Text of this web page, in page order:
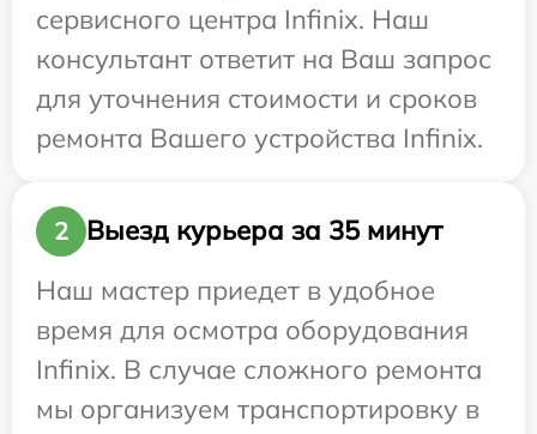
сервисного центра Infinix. Наш
консультант ответит на Ваш запрос
для уточнения стоимости и сроков
ремонта Вашего устройства Infinix.
2
Выезд курьера за 35 минут
Наш мастер приедет в удобное
время для осмотра оборудования
Infinix. В случае сложного ремонта
мы организуем транспортировку в